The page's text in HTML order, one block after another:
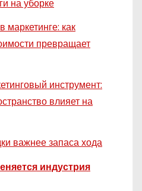
на уборке
как
превращает
инструмент:
влияет на
важнее запаса хода
индустрия